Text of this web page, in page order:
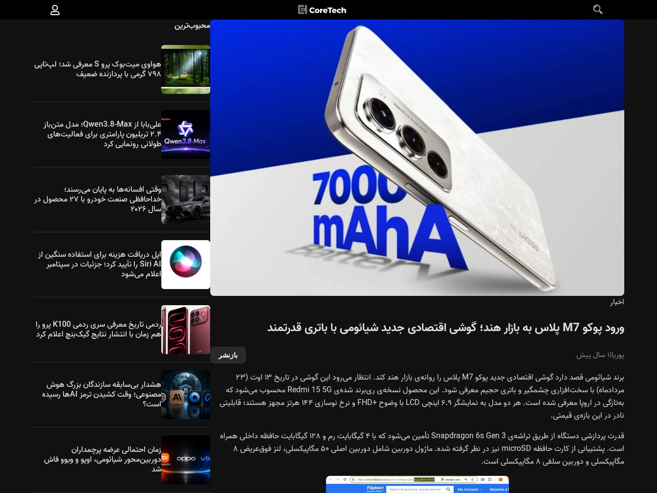
اخبار
ورود پوکو M7 پلاس به بازار هند؛ گوشی اقتصادی جدید شیائومی با باتری قدرتمند
پوریا|۱ سال پیش بازنشر
برند شیائومی قصد دارد گوشی اقتصادی جدید پوکو M7 پلاس را روانه‌ی بازار هند کند. انتظار می‌رود این گوشی در تاریخ ۱۳ اوت (۲۳
مردادماه) با سخت‌افزاری چشمگیر و باتری حجیم معرفی شود. این محصول نسخه‌ی ری‌برند شده‌ی Redmi 15 5G محسوب می‌شود که
به‌تازگی در اروپا معرفی شده است. هر دو مدل به نمایشگر ۶.۹ اینچی LCD با وضوح +FHD و نرخ نوسازی ۱۴۴ هرتز مجهز هستند؛ قابلیتی
نادر در این بازه‌ی قیمتی.
قدرت پردازشی دستگاه از طریق تراشه‌ی Snapdragon 6s Gen 3 تأمین می‌شود که با ۴ گیگابایت رم و ۱۲۸ گیگابایت حافظه داخلی همراه
است. پشتیبانی از کارت حافظه microSD نیز در نظر گرفته شده. ماژول دوربین شامل دوربین اصلی ۵۰ مگاپیکسلی، لنز فوق‌عریض ۸
مگاپیکسلی و دوربین سلفی ۸ مگاپیکسلی است.
محبوب‌ترین
هواوی میت‌بوک پرو S معرفی شد؛ لپ‌تاپی
۷۹۸ گرمی با پردازنده ضعیف
علی‌بابا از Qwen3.8-Max؛ مدل متن‌باز
۲.۴ تریلیون پارامتری برای فعالیت‌های
طولانی رونمایی کرد
وقتی افسانه‌ها به پایان می‌رسند؛
خداحافظی صنعت خودرو با ۲۷ محصول در
سال ۲۰۲۶
اپل دریافت هزینه برای استفاده سنگین از
Siri AI را تأیید کرد؛ جزئیات در سپتامبر
اعلام می‌شود
ردمی تاریخ معرفی سری ردمی K100 پرو را
هم زمان با انتشار نتایج گیک‌بنچ اعلام کرد
هشدار بی‌سابقه سازندگان بزرگ هوش
مصنوعی؛ وقت کشیدن ترمز AIها رسیده
است؟
زمان احتمالی عرضه پرچمداران
دوربین‌محور شیائومی، اوپو و ویوو فاش
شد